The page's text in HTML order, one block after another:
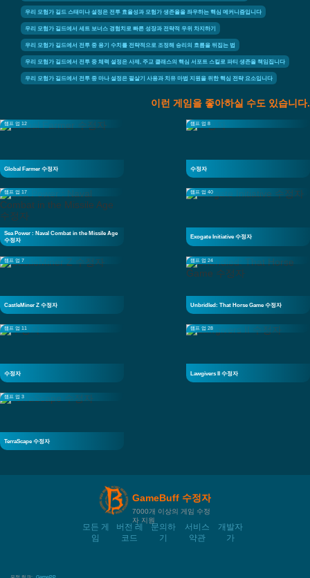
우리 모험가 길드 스태미나 설정은 전투 효율성과 모험가 생존율을 좌우하는 핵심 메커니즘입니다
우리 모험가 길드에서 세트 보너스 경험치로 빠른 성장과 전략적 우위 차지하기
우리 모험가 길드에서 전투 중 용기 수치를 전략적으로 조정해 승리의 흐름을 뒤집는 법
우리 모험가 길드에서 전투 중 체력 설정은 사제, 주교 클래스의 핵심 서포트 스킬로 파티 생존을 책임집니다
우리 모험가 길드에서 전투 중 마나 설정은 필살기 사용과 치유 마법 지원을 위한 핵심 전략 요소입니다
이런 게임을 좋아하실 수도 있습니다.
램프 업 12
Global Farmer 수정자
램프 업 8
수정자
램프 업 17
Sea Power : Naval Combat in the Missile Age
수정자
램프 업 40
Exogate Initiative 수정자
램프 업 7
CastleMiner Z 수정자
램프 업 24
Unbridled: That Horse Game 수정자
램프 업 11
수정자
램프 업 28
Lawgivers II 수정자
램프 업 3
TerraScape 수정자
GameBuff 수정자
7000개 이상의 게임 수정
자 지원
모든 게
임
버전 레
코드
문의하
기
서비스
약관
개발자
가